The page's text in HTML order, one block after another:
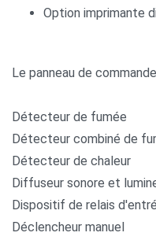
Option imprimante
Le panneau de
Détecteur de fumée
Détecteur combiné de
Détecteur de chaleur
Diffuseur sonore et
Dispositif de relais
Déclencheur manuel